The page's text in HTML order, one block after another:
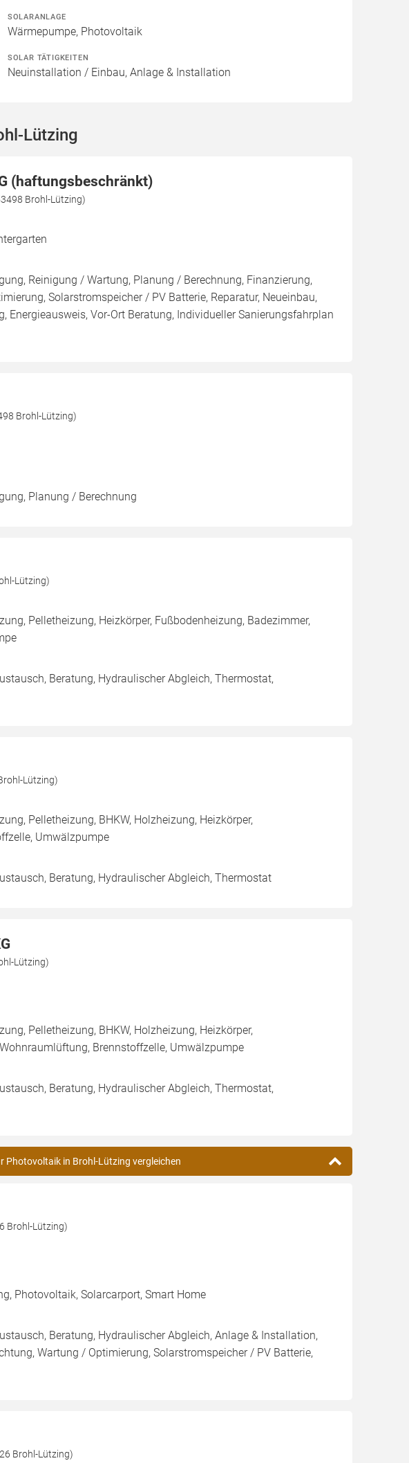
SOLARANLAGE
Wärmepumpe, Photovoltaik
SOLAR TÄTIGKEITEN
Neuinstallation / Einbau, Anlage & Installation
Lützing
(haftungsbeschränkt)
Brohl-Lützing)
Reinigung / Wartung, Planung / Berechnung, Finanzierung,
Solarstromspeicher / PV Batterie, Reparatur, Neueinbau,
Energieausweis, Vor-Ort Beratung, Individueller Sanierungsfahrplan
Brohl-Lützing)
Planung / Berechnung
Lützing)
Pelletheizung, Heizkörper, Fußbodenheizung, Badezimmer,
Beratung, Hydraulischer Abgleich, Thermostat,
Lützing)
Pelletheizung, BHKW, Holzheizung, Heizkörper,
Umwälzpumpe
Beratung, Hydraulischer Abgleich, Thermostat
Lützing)
Pelletheizung, BHKW, Holzheizung, Heizkörper,
Brennstoffzelle, Umwälzpumpe
Beratung, Hydraulischer Abgleich, Thermostat,
Photovoltaik in Brohl-Lützing vergleichen
Brohl-Lützing)
Photovoltaik, Solarcarport, Smart Home
Beratung, Hydraulischer Abgleich, Anlage & Installation,
Wartung / Optimierung, Solarstromspeicher / PV Batterie,
Brohl-Lützing)